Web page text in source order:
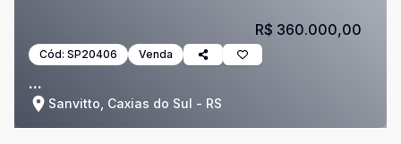
Cód: SP20406 Venda
...
Sanvitto, Caxias do Sul - RS
R$ 360.000,00